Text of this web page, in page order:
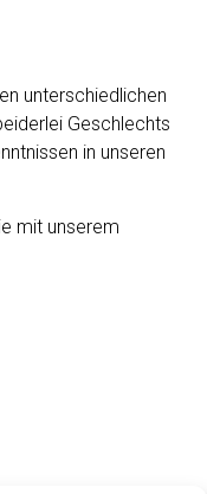
unterschiedlichen
Geschlechts
in unseren
mit unserem